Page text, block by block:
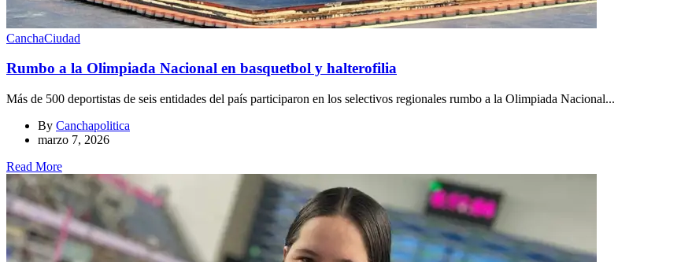
CanchaCiudad
Rumbo a la Olimpiada Nacional en basquetbol y halterofilia
Más de 500 deportistas de seis entidades del país participaron en los selectivos regionales rumbo a la Olimpiada Nacional...
By Canchapolitica
marzo 7, 2026
Read More